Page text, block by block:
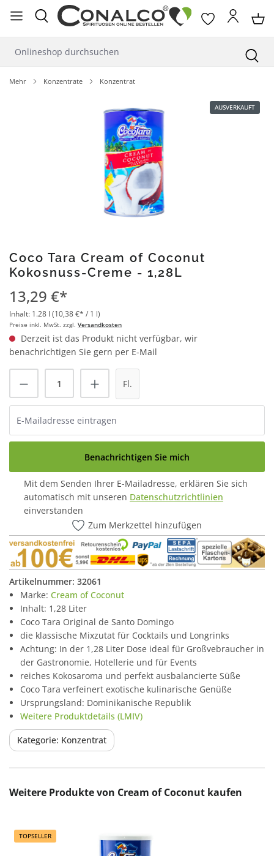
springen
Mehr Konzentrate Konzentrat
AUSVERKAUFT
Coco Tara Cream of Coconut
Kokosnuss-Creme - 1,28L
13,29 €*
Inhalt: 1.28 l (10,38 €* / 1 l)
Preise inkl. MwSt. zzgl. Versandkosten
Derzeit ist das Produkt nicht verfügbar, wir
benachrichtigen Sie gern per E-Mail
Fl.
Benachrichtigen Sie mich
Mit dem Senden Ihrer E-Mailadresse, erklären Sie sich
automatisch mit unseren Datenschutzrichtlinien
einverstanden
Zum Merkzettel hinzufügen
Artikelnummer: 32061
Marke: Cream of Coconut
Inhalt: 1,28 Liter
Coco Tara Original de Santo Domingo
die klassische Mixzutat für Cocktails und Longrinks
Achtung: In der 1,28 Liter Dose ideal für Großvebraucher in
der Gastronomie, Hotellerie und für Events
reiches Kokosaroma und perfekt ausbalancierte Süße
Coco Tara verfeinert exotische kulinarische Genüße
Ursprungsland: Dominikanische Republik
Weitere Produktdetails (LMIV)
Kategorie: Konzentrat
Produktgalerie überspringen
Weitere Produkte von Cream of Coconut kaufen
TOPSELLER